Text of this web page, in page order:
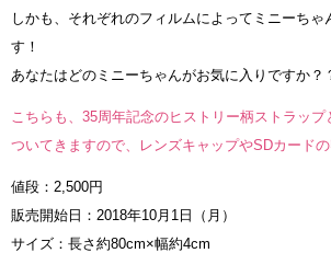
しかも、それぞれのフィルムによってミニーちゃ
す！
あなたはどのミニーちゃんがお気に入りですか？
こちらも、35周年記念のヒストリー柄ストラッ
ついてきますので、レンズキャップやSDカードの
値段：2,500円
販売開始日：2018年10月1日（月）
サイズ：長さ約80cm×幅約4cm